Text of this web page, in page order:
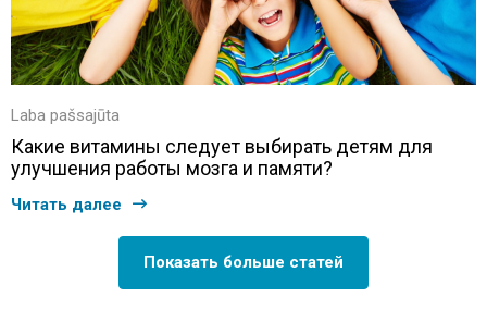
Laba pašsajūta
Какие витамины следует выбирать детям для
улучшения работы мозга и памяти?
Читать далее
Показать больше статей